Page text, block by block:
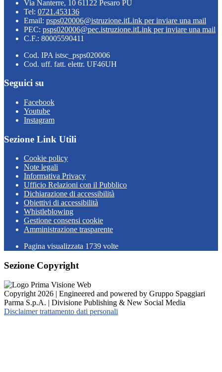
Via Nanterre, 10 61122 Pesaro PU
Tel: 0721.453136
Email: psps020006@istruzione.itLink per inviare una mail
PEC: psps020006@pec.istruzione.itLink per inviare una mail
C.F.: 80005590411
Cod. IPA istsc_psps020006
Cod. uff. fatt. elettr. UF46UH
Seguici su
Facebook
Youtube
Instagram
Sezione Link Utili
Cookie policy
Note legali
Informativa Privacy
Ufficio Relazioni con il Pubblico
Dichiarazione di accessibilità
Obiettivi di accessibilità
Whistleblowing
Gestione consensi cookie
Amministrazione trasparente
Pagina visualizzata 1739 volte
Sezione Copyright
Copyright 2026 | Engineered and powered by Gruppo Spaggiari
Parma S.p.A. | Divisione Publishing & New Social Media
Disclaimer trattamento dati personali